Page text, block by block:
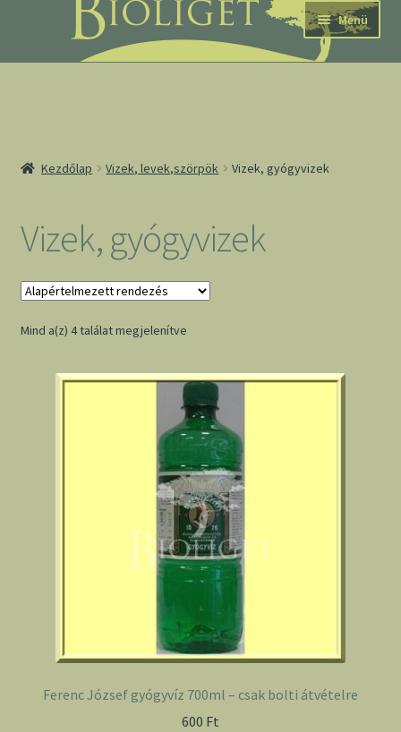
navigációhoz
tartalomba
Menü
Kezdőlap Vizek, levek,szörpök Vizek, gyógyvizek
Vizek, gyógyvizek
Mind a(z) 4 találat megjelenítve
Ferenc József gyógyvíz 700ml – csak bolti átvételre
600 Ft